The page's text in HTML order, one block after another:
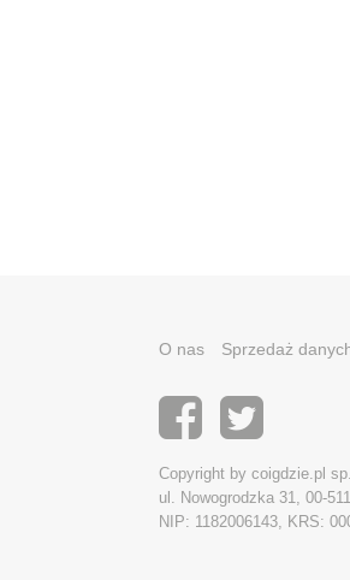
O nas Sprzedaż
Copyright by coigdzie.pl
ul. Nowogrodzka 31, 00-
NIP: 1182006143, KRS: